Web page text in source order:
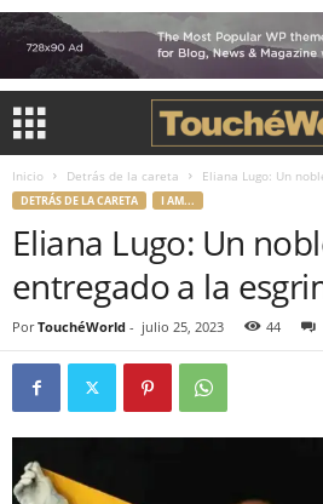
Inicio Detrás de la careta Eliana Lugo: Un
DETRÁS DE LA CARETA I AM...
Eliana Lugo: Un
entregado a la
Por TouchéWorld - julio 25, 2023 44